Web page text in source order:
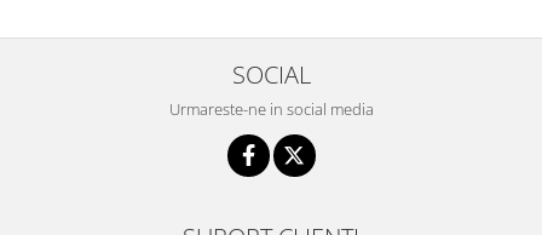
SOCIAL
Urmareste-ne in social media